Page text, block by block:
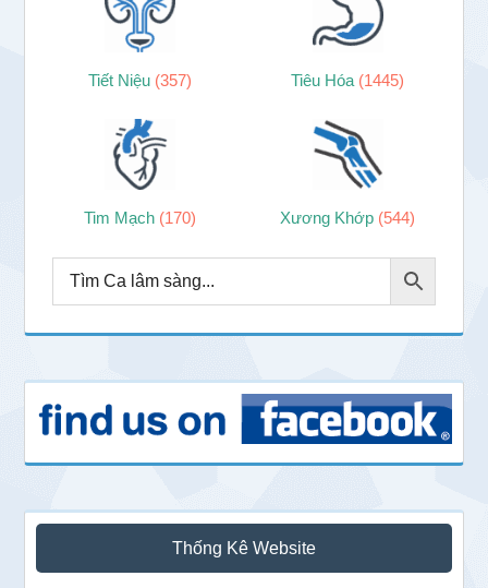
Tiết Niệu (357) Tiêu Hóa (1445)
Tim Mạch (170) Xương Khớp (544)
Thống Kê Website